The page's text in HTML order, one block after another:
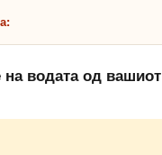
водата од вашиот